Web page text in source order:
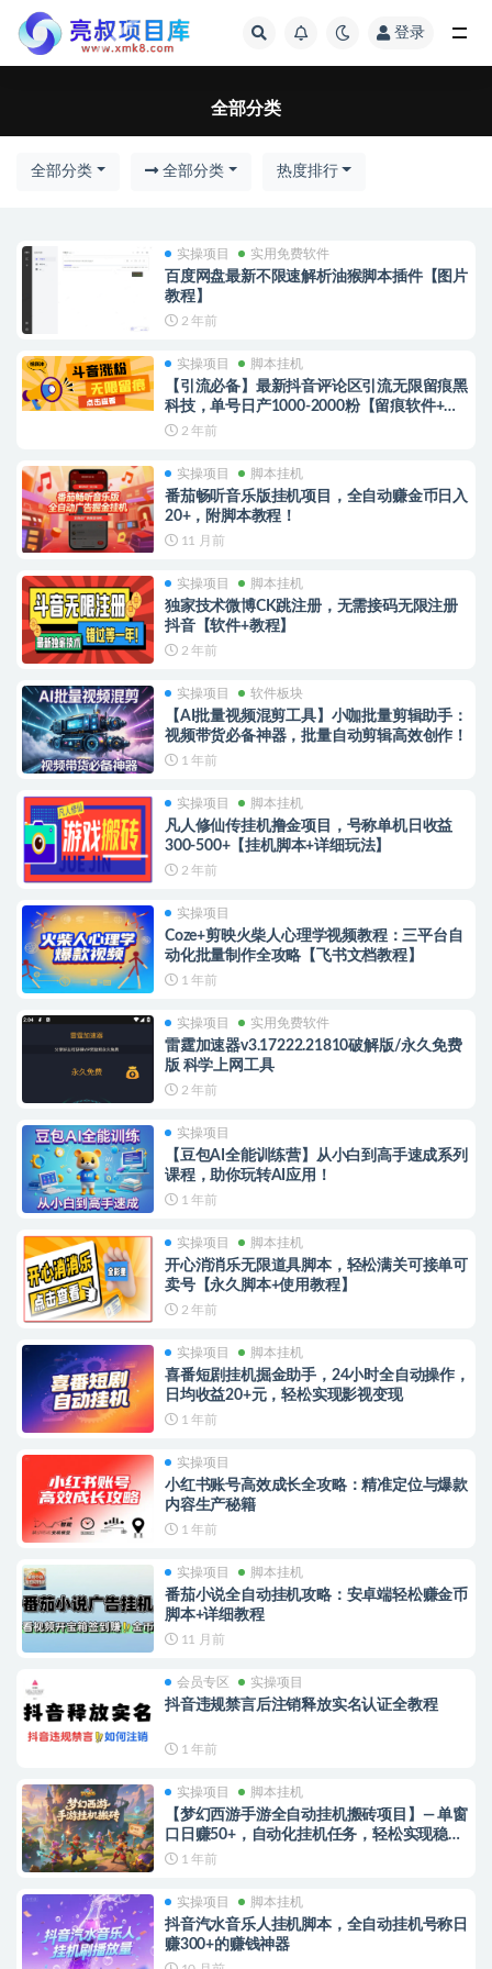
登录
全部分类
全部分类 全部分类 热度排行
实操项目 实用免费软件
百度网盘最新不限速解析油猴脚本插件【图片
教程】
2 年前
实操项目 脚本挂机
【引流必备】最新抖音评论区引流无限留痕黑
科技，单号日产1000-2000粉【留痕软件+使
用教程】
2 年前
实操项目 脚本挂机
番茄畅听音乐版挂机项目，全自动赚金币日入
20+，附脚本教程！
11 月前
实操项目 脚本挂机
独家技术微博CK跳注册，无需接码无限注册
抖音【软件+教程】
2 年前
实操项目 软件板块
【AI批量视频混剪工具】小咖批量剪辑助手：
视频带货必备神器，批量自动剪辑高效创作！
1 年前
实操项目 脚本挂机
凡人修仙传挂机撸金项目，号称单机日收益
300-500+【挂机脚本+详细玩法】
2 年前
实操项目
Coze+剪映火柴人心理学视频教程：三平台自
动化批量制作全攻略【飞书文档教程】
1 年前
实操项目 实用免费软件
雷霆加速器v3.17222.21810破解版/永久免费
版 科学上网工具
2 年前
实操项目
【豆包AI全能训练营】从小白到高手速成系列
课程，助你玩转AI应用！
1 年前
实操项目 脚本挂机
开心消消乐无限道具脚本，轻松满关可接单可
卖号【永久脚本+使用教程】
2 年前
实操项目 脚本挂机
喜番短剧挂机掘金助手，24小时全自动操作，
日均收益20+元，轻松实现影视变现
1 年前
实操项目
小红书账号高效成长全攻略：精准定位与爆款
内容生产秘籍
1 年前
实操项目 脚本挂机
番茄小说全自动挂机攻略：安卓端轻松赚金币
脚本+详细教程
11 月前
会员专区 实操项目
抖音违规禁言后注销释放实名认证全教程
1 年前
实操项目 脚本挂机
【梦幻西游手游全自动挂机搬砖项目】— 单窗
口日赚50+，自动化挂机任务，轻松实现稳定
出金1 年前
实操项目 脚本挂机
抖音汽水音乐人挂机脚本，全自动挂机号称日
赚300+的赚钱神器